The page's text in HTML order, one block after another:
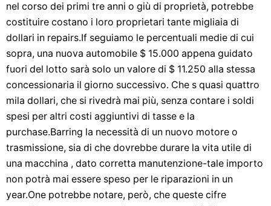
nel corso dei primi tre anni o giù di proprietà, potrebbe
costituire costano i loro proprietari tante migliaia di
dollari in repairs.If seguiamo le percentuali medie di cui
sopra, una nuova automobile $ 15.000 appena guidato
fuori del lotto sarà solo un valore di $ 11.250 alla stessa
concessionaria il giorno successivo. Che s quasi quattro
mila dollari, che si rivedrà mai più, senza contare i soldi
spesi per altri costi aggiuntivi di tasse e la
purchase.Barring la necessità di un nuovo motore o
trasmissione, sia di che dovrebbe durare la vita utile di
una macchina , dato corretta manutenzione-tale importo
non potrà mai essere speso per le riparazioni in un
year.One potrebbe notare, però, che queste cifre